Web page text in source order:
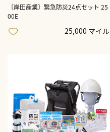
〔岸田産業〕緊急防災24点セット 25
00E
25,000 マイル